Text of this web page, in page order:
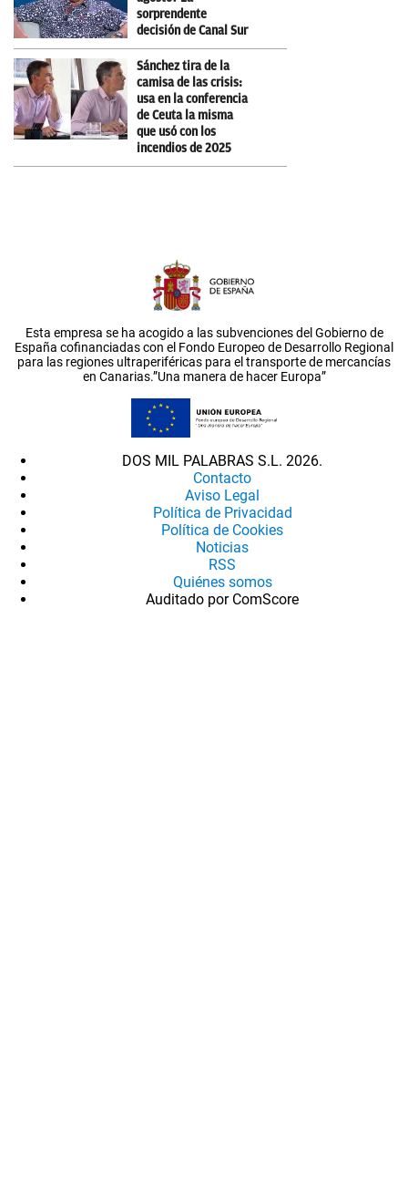
sorprendente
decisión de Canal Sur
Sánchez tira de la
camisa de las crisis:
usa en la conferencia
de Ceuta la misma
que usó con los
incendios de 2025
Esta empresa se ha acogido a las subvenciones del Gobierno de
España cofinanciadas con el Fondo Europeo de Desarrollo Regional
para las regiones ultraperiféricas para el transporte de mercancías
en Canarias.”Una manera de hacer Europa”
DOS MIL PALABRAS S.L. 2026.
Contacto
Aviso Legal
Política de Privacidad
Política de Cookies
Noticias
RSS
Quiénes somos
Auditado por ComScore